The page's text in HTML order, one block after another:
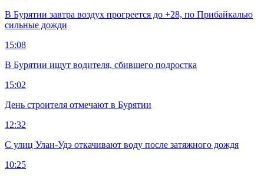
В Бурятии завтра воздух прогреется до +28, по Прибайкалью
сильные дожди
15:08
В Бурятии ищут водителя, сбившего подростка
15:02
День строителя отмечают в Бурятии
12:32
С улиц Улан-Удэ откачивают воду после затяжного дождя
10:25